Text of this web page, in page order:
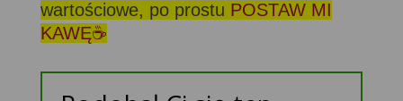
wartościowe, po prostu POSTAW MI
KAWĘ☕